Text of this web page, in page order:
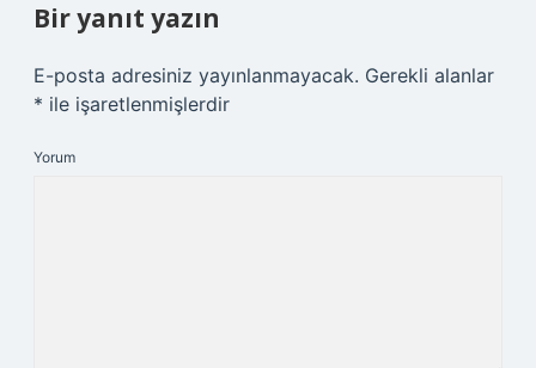
Bir yanıt yazın
E-posta adresiniz yayınlanmayacak. Gerekli alanlar
* ile işaretlenmişlerdir
Yorum